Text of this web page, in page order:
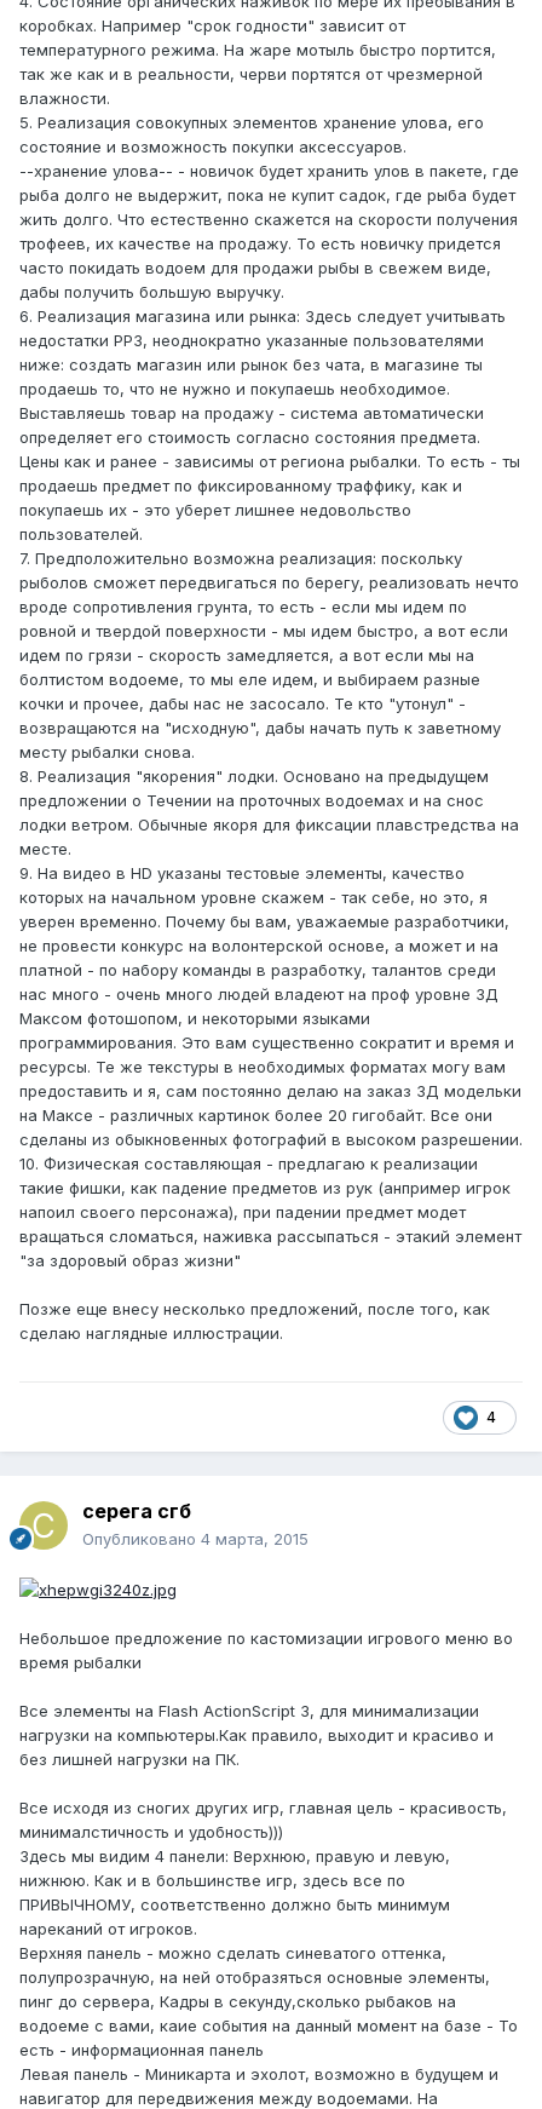
коробках. Например "срок годности" зависит от
температурного режима. На жаре мотыль быстро портится,
так же как и в реальности, черви портятся от чрезмерной
влажности.
5. Реализация совокупных элементов хранение улова, его
состояние и возможность покупки аксессуаров.
--хранение улова-- - новичок будет хранить улов в пакете, где
рыба долго не выдержит, пока не купит садок, где рыба будет
жить долго. Что естественно скажется на скорости получения
трофеев, их качестве на продажу. То есть новичку придется
часто покидать водоем для продажи рыбы в свежем виде,
дабы получить большую выручку.
6. Реализация магазина или рынка: Здесь следует учитывать
недостатки РР3, неоднократно указанные пользователями
ниже: создать магазин или рынок без чата, в магазине ты
продаешь то, что не нужно и покупаешь необходимое.
Выставляешь товар на продажу - система автоматически
определяет его стоимость согласно состояния предмета.
Цены как и ранее - зависимы от региона рыбалки. То есть - ты
продаешь предмет по фиксированному траффику, как и
покупаешь их - это уберет лишнее недовольство
пользователей.
7. Предположительно возможна реализация: поскольку
рыболов сможет передвигаться по берегу, реализовать нечто
вроде сопротивления грунта, то есть - если мы идем по
ровной и твердой поверхности - мы идем быстро, а вот если
идем по грязи - скорость замедляется, а вот если мы на
болтистом водоеме, то мы еле идем, и выбираем разные
кочки и прочее, дабы нас не засосало. Те кто "утонул" -
возвращаются на "исходную", дабы начать путь к заветному
месту рыбалки снова.
8. Реализация "якорения" лодки. Основано на предыдущем
предложении о Течении на проточных водоемах и на снос
лодки ветром. Обычные якоря для фиксации плавстредства на
месте.
9. На видео в HD указаны тестовые элементы, качество
которых на начальном уровне скажем - так себе, но это, я
уверен временно. Почему бы вам, уважаемые разработчики,
не провести конкурс на волонтерской основе, а может и на
платной - по набору команды в разработку, талантов среди
нас много - очень много людей владеют на проф уровне 3Д
Максом фотошопом, и некоторыми языками
программирования. Это вам существенно сократит и время и
ресурсы. Те же текстуры в необходимых форматах могу вам
предоставить и я, сам постоянно делаю на заказ 3Д модельки
на Максе - различных картинок более 20 гигобайт. Все они
сделаны из обыкновенных фотографий в высоком разрешении.
10. Физическая составляющая - предлагаю к реализации
такие фишки, как падение предметов из рук (анпример игрок
напоил своего персонажа), при падении предмет модет
вращаться сломаться, наживка рассыпаться - этакий элемент
"за здоровый образ жизни"
Позже еще внесу несколько предложений, после того, как
сделаю наглядные иллюстрации.
4
серега сгб
Опубликовано 4 марта, 2015
Небольшое предложение по кастомизации игрового меню во
время рыбалки
Все элементы на Flash ActionScript 3, для минимализации
нагрузки на компьютеры.Как правило, выходит и красиво и
без лишней нагрузки на ПК.
Все исходя из сногих других игр, главная цель - красивость,
минималстичность и удобность)))
Здесь мы видим 4 панели: Верхнюю, правую и левую,
нижнюю. Как и в большинстве игр, здесь все по
ПРИВЫЧНОМУ, соответственно должно быть минимум
нареканий от игроков.
Верхняя панель - можно сделать синеватого оттенка,
полупрозрачную, на ней отобразяться основные элементы,
пинг до сервера, Кадры в секунду,сколько рыбаков на
водоеме с вами, каие события на данный момент на базе - То
есть - информационная панель
Левая панель - Миникарта и эхолот, возможно в будущем и
навигатор для передвижения между водоемами. На